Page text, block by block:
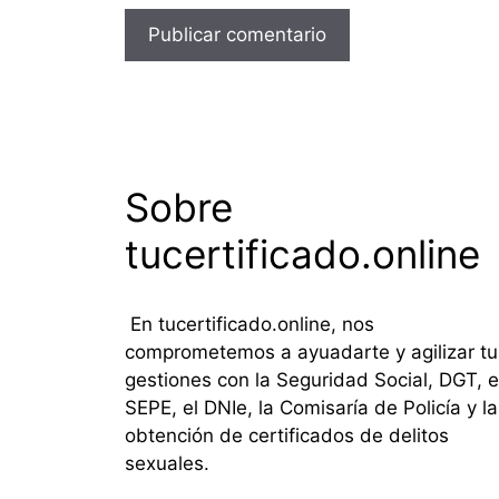
Sobre
tucertificado.online
En tucertificado.online, nos
comprometemos a ayuadarte y agilizar
gestiones con la Seguridad Social, DGT,
SEPE, el DNIe, la Comisaría de Policía y la
obtención de certificados de delitos
sexuales.